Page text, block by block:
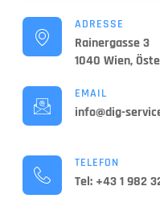
ADRESSE
Rainergasse 3
1040 Wien,
EMAIL
info@dig-
TELEFON
Tel: +43 1 982